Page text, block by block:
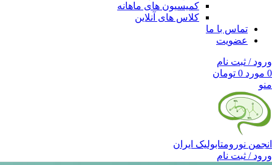
کمیسیون های ماهانه
کلاس های آنلاین
تماس با ما
عضویت
ورود / ثبت نام
0 مورد 0 تومان
منو
انجمن نورومتابولیک ایران
ورود / ثبت نام